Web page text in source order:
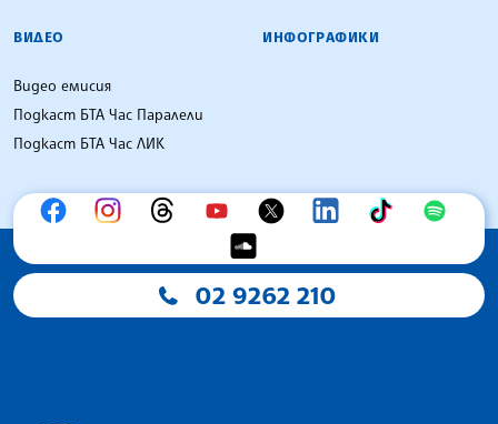
ВИДЕО
Видео емисия
Подкаст БТА Час Паралели
Подкаст БТА Час ЛИК
ИНФОГРАФИКИ
02 9262 210